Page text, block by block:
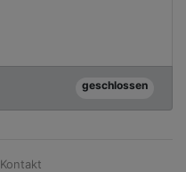
geschlossen
Kontakt